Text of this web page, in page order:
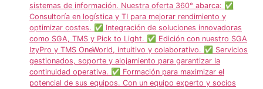
sistemas de información. Nuestra oferta 360° abarca: ✅
Consultoría en logística y TI para mejorar rendimiento y
optimizar costes. ✅ Integración de soluciones innovadoras
como SGA, TMS y Pick to Light. ✅ Edición con nuestro SGA
IzyPro y TMS OneWorld, intuitivo y colaborativo. ✅ Servicios
gestionados, soporte y alojamiento para garantizar la
continuidad operativa. ✅ Formación para maximizar el
potencial de sus equipos. Con un equipo experto y socios